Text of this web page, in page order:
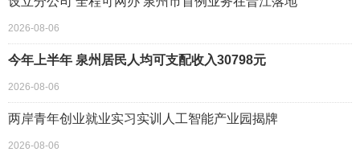
2026-08-06
今年上半年 泉州居民人均可支配收入30798元
2026-08-06
两岸青年创业就业实习实训人工智能产业园揭牌
2026-08-06